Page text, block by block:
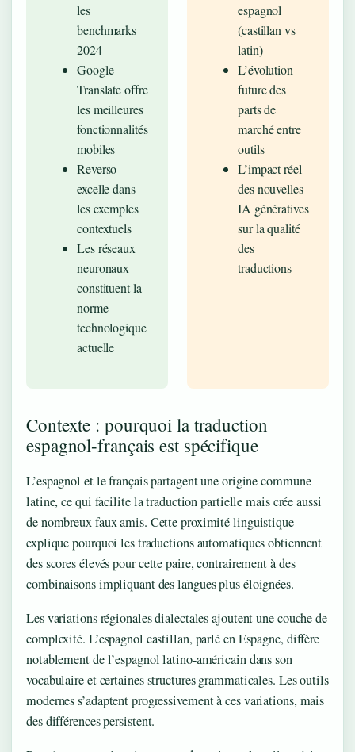
les
benchmarks
2024
Google
Translate offre
les meilleures
fonctionnalités
mobiles
Reverso
excelle dans
les exemples
contextuels
Les réseaux
neuronaux
constituent la
norme
technologique
actuelle
espagnol
(castillan vs
latin)
L’évolution
future des
parts de
marché entre
outils
L’impact réel
des nouvelles
IA génératives
sur la qualité
des
traductions
Contexte : pourquoi la traduction
espagnol-français est spécifique
L’espagnol et le français partagent une origine commune
latine, ce qui facilite la traduction partielle mais crée aussi
de nombreux faux amis. Cette proximité linguistique
explique pourquoi les traductions automatiques obtiennent
des scores élevés pour cette paire, contrairement à des
combinaisons impliquant des langues plus éloignées.
Les variations régionales dialectales ajoutent une couche de
complexité. L’espagnol castillan, parlé en Espagne, diffère
notablement de l’espagnol latino-américain dans son
vocabulaire et certaines structures grammaticales. Les outils
modernes s’adaptent progressivement à ces variations, mais
des différences persistent.